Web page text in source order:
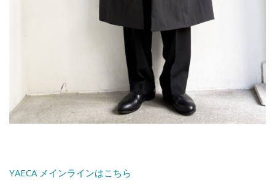
YAECA メインラインはこちら